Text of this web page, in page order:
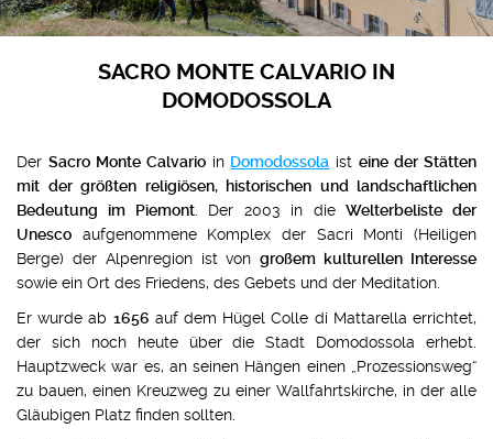
VERANSTALTUNGEN UND IDEEN
SACRO MONTE CALVARIO IN
DOMODOSSOLA
Der Sacro Monte Calvarioin Domodossola isteine der Stätten
mit der größten religiösen, historischen und landschaftlichen
Bedeutung im Piemont. Der 2003 in dieWelterbeliste der
Unesco aufgenommene Komplex der Sacri Monti (Heiligen
Berge) der Alpenregion ist vongroßem kulturellen Interesse
sowie ein Ort des Friedens, des Gebets und der Meditation.
Er wurde ab 1656 auf dem Hügel Colle di Mattarella errichtet,
der sich noch heute über die Stadt Domodossola erhebt.
Hauptzweck war es, an seinen Hängen einen „Prozessionsweg“
zu bauen, einen Kreuzweg zu einer Wallfahrtskirche, in der alle
Gläubigen Platz finden sollten.